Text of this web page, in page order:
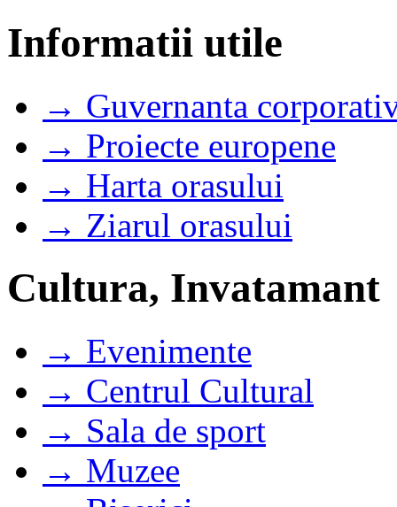
Informatii utile
→ Guvernanta
→ Proiecte europene
→ Harta orasului
→ Ziarul orasului
Cultura, Invatamant
→ Evenimente
→ Centrul Cultural
→ Sala de sport
→ Muzee